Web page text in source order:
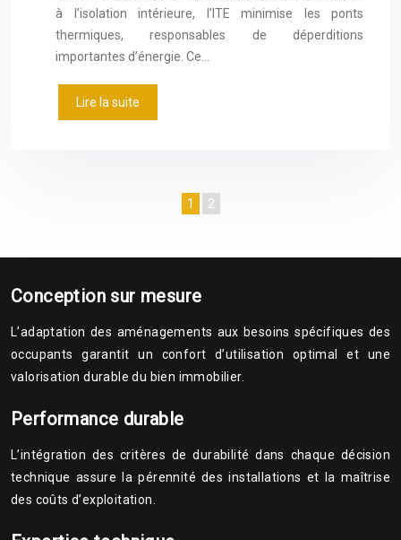
à l’isolation intérieure, l’ITE minimise les ponts
thermiques, responsables de déperditions
importantes d’énergie. Ce…
Lire la suite
1 2
Conception sur mesure
L’adaptation des aménagements aux besoins spécifiques des
occupants garantit un confort d’utilisation optimal et une
valorisation durable du bien immobilier.
Performance durable
L’intégration des critères de durabilité dans chaque décision
technique assure la pérennité des installations et la maîtrise
des coûts d’exploitation.